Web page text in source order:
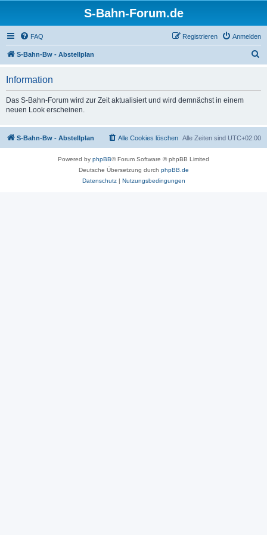
S-Bahn-Forum.de
FAQ Anmelden
Registrieren
S-Bahn-Bw - Abstellplan
Information
Das S-Bahn-Forum wird zur Zeit aktualisiert und wird demnächst in einem
neuen Look erscheinen.
S-Bahn-Bw - Abstellplan Alle Zeiten sind UTC+02:00
Alle Cookies löschen
Powered by phpBB® Forum Software © phpBB Limited
Deutsche Übersetzung durch phpBB.de
Datenschutz| Nutzungsbedingungen